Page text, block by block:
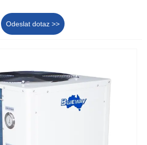
Odeslat dotaz >>